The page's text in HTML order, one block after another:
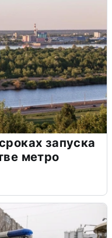
запуска
метро